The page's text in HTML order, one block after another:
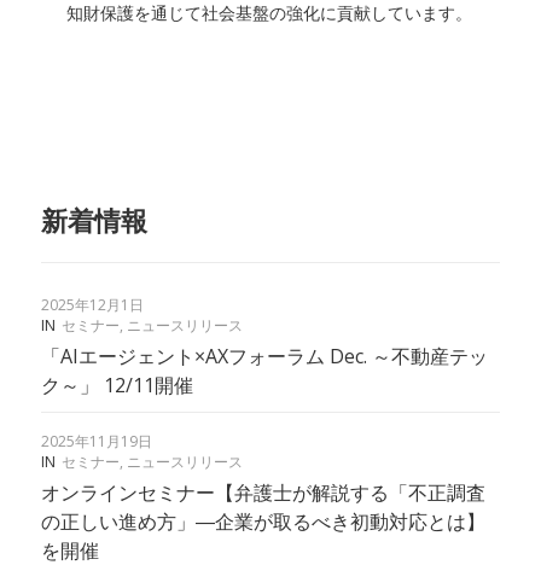
知財保護を通じて社会基盤の強化に貢献しています。
新着情報
2025年12月1日
IN セミナー, ニュースリリース
「AIエージェント×AXフォーラム Dec. ～不動産テッ
ク～」 12/11開催
2025年11月19日
IN セミナー, ニュースリリース
オンラインセミナー【弁護士が解説する「不正調査
の正しい進め方」―企業が取るべき初動対応とは】
を開催